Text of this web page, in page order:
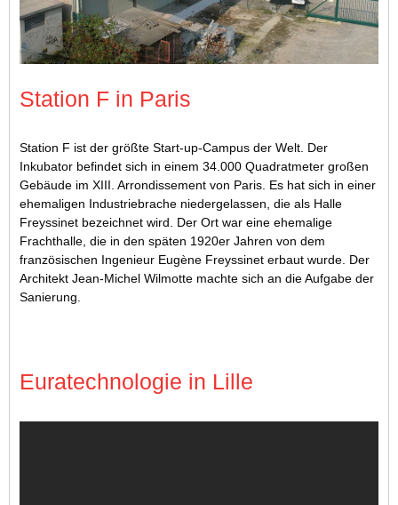
Station F in Paris
Station F ist der größte Start-up-Campus der Welt. Der
Inkubator befindet sich in einem 34.000 Quadratmeter großen
Gebäude im XIII. Arrondissement von Paris. Es hat sich in einer
ehemaligen Industriebrache niedergelassen, die als Halle
Freyssinet bezeichnet wird. Der Ort war eine ehemalige
Frachthalle, die in den späten 1920er Jahren von dem
französischen Ingenieur Eugène Freyssinet erbaut wurde. Der
Architekt Jean-Michel Wilmotte machte sich an die Aufgabe der
Sanierung.
Euratechnologie in Lille